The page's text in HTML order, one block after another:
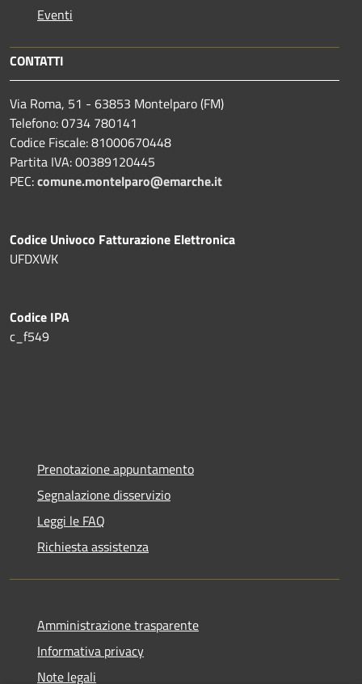
Eventi
CONTATTI
Via Roma, 51 - 63853 Montelparo (FM)
Telefono: 0734 780141
Codice Fiscale: 81000670448
Partita IVA: 00389120445
PEC:comune.montelparo@emarche.it
Codice Univoco Fatturazione Elettronica
UFDXWK
Codice IPA
c_f549
Prenotazione appuntamento
Segnalazione disservizio
Leggi le FAQ
Richiesta assistenza
Amministrazione trasparente
Informativa privacy
Note legali